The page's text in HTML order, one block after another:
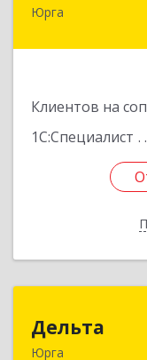
Юрга
Клиентов на
1С:Специалист
652055,
Дельта
Юрга